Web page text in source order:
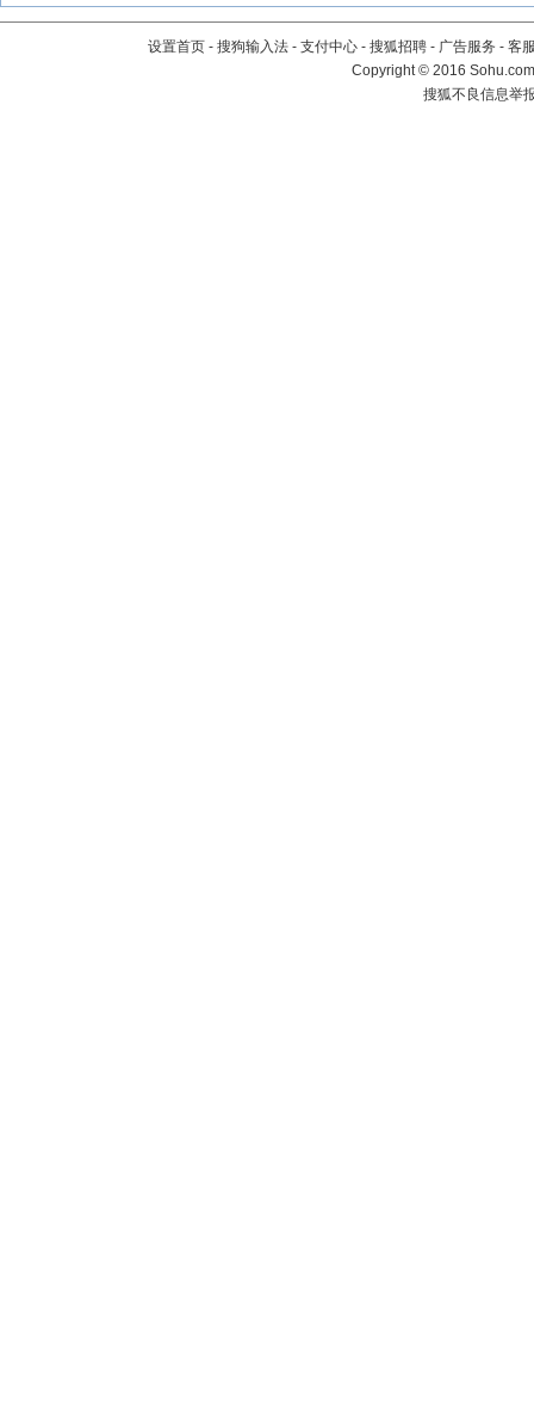
设置首页 - 搜狗输入法 - 支付中心 - 搜狐招聘 - 广告服务 - 客
Copyright©2016
搜狐不良信息举